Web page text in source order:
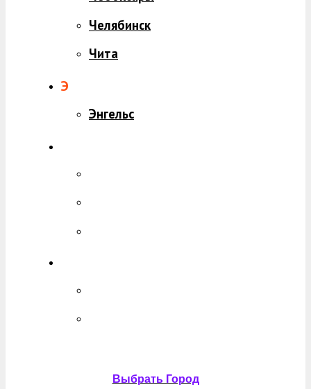
Челябинск
Чита
Э
Энгельс
Выбрать Город